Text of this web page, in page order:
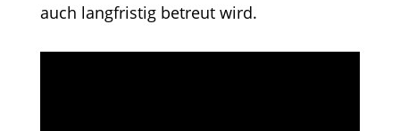
auch langfristig betreut wird.